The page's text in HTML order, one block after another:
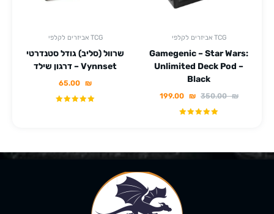
אביזרים לקלפי TCG
שרוול (סליב) גודל סטנדרטי
דרגון שילד – Vynnset
65.00 ₪
אביזרים לקלפי TCG
Gamegenic – Star Wars:
Unlimited Deck Pod –
Black
350.00 ₪
199.00 ₪